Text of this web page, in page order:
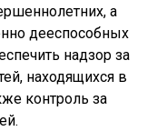
а
дееспособных
надзор за
находящихся в
контроль за